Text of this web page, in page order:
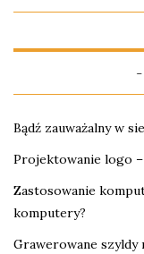
Bądź zauważalny w
Projektowanie logo –
Zastosowanie
komputery?
Grawerowane